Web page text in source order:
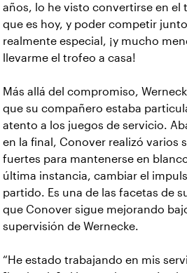
años, lo he visto convertirse en el
que es hoy, y poder competir
realmente especial, ¡y mucho
llevarme el trofeo a casa!
Más allá del compromiso,
que su compañero estaba
atento a los juegos de servicio.
en la final, Conover realizó varios
fuertes para mantenerse en
última instancia, cambiar el
partido. Es una de las facetas de
que Conover sigue mejorando
supervisión de Wernecke.
“He estado trabajando en mis